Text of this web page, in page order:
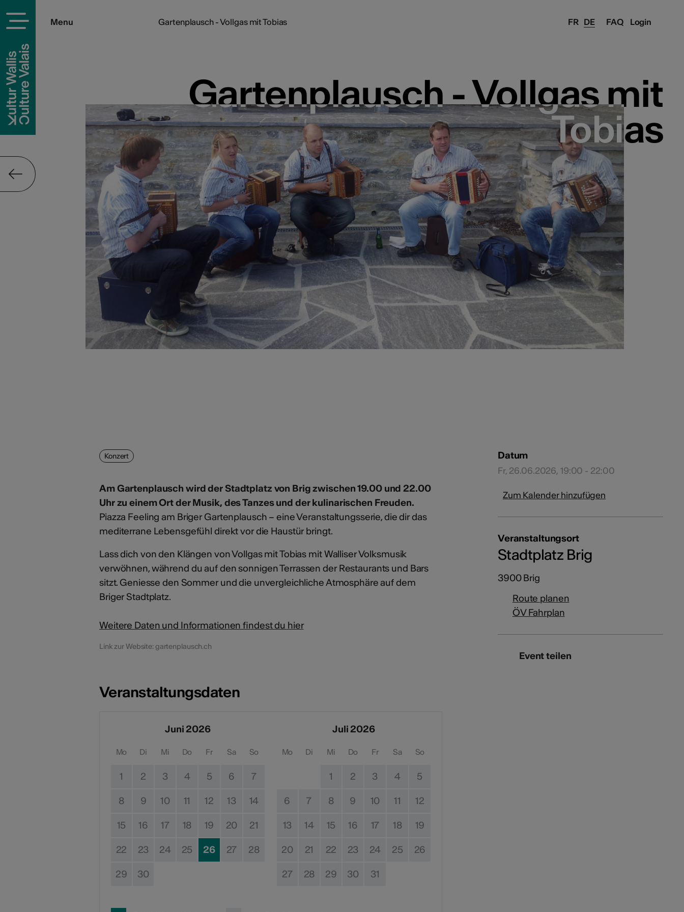
FAQ Login
Menu FR DE
Gartenplausch - Vollgas mit Tobias
Gartenplausch - Vollgas mit
Tobias
Gartenplausch - Vollgas mit
Tobias
Konzert
Am Gartenplausch wird der Stadtplatz von Brig zwischen 19.00 und 22.00
Uhr zu einem Ort der Musik, des Tanzes und der kulinarischen Freuden.
Piazza Feeling am Briger Gartenplausch – eine Veranstaltungsserie, die dir das
mediterrane Lebensgefühl direkt vor die Haustür bringt.
Lass dich von den Klängen von Vollgas mit Tobias mit Walliser Volksmusik
verwöhnen, während du auf den sonnigen Terrassen der Restaurants und Bars
sitzt. Geniesse den Sommer und die unvergleichliche Atmosphäre auf dem
Briger Stadtplatz.
Weitere Daten und Informationen findest du hier
Link zur Website: gartenplausch.ch
Veranstaltungsdaten
Juni 2026
Mo Di Mi Do Fr Sa So
1 2 3 4 5 6 7
8 9 10 11 12 13 14
15 16 17 18 19 20 21
22 23 24 25 26 27 28
29 30
Juli 2026
Mo Di Mi Do Fr Sa So
1 2 3 4 5
6 7 8 9 10 11 12
13 14 15 16 17 18 19
20 21 22 23 24 25 26
27 28 29 30 31
Datum
Fr, 26.06.2026, 19:00 - 22:00
Zum Kalender hinzufügen
Veranstaltungsort
Stadtplatz Brig
3900 Brig
Route planen
ÖV Fahrplan
Event teilen